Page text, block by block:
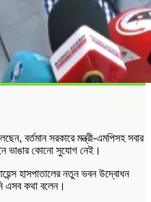
বর্তমান সরকারে মন্ত্রী-এমপিসহ সবার
ভাঙার কোনো সুযোগ নেই।
হাসপাতালের নতুন ভবন উদ্বোধন
এসব কথা বলেন।